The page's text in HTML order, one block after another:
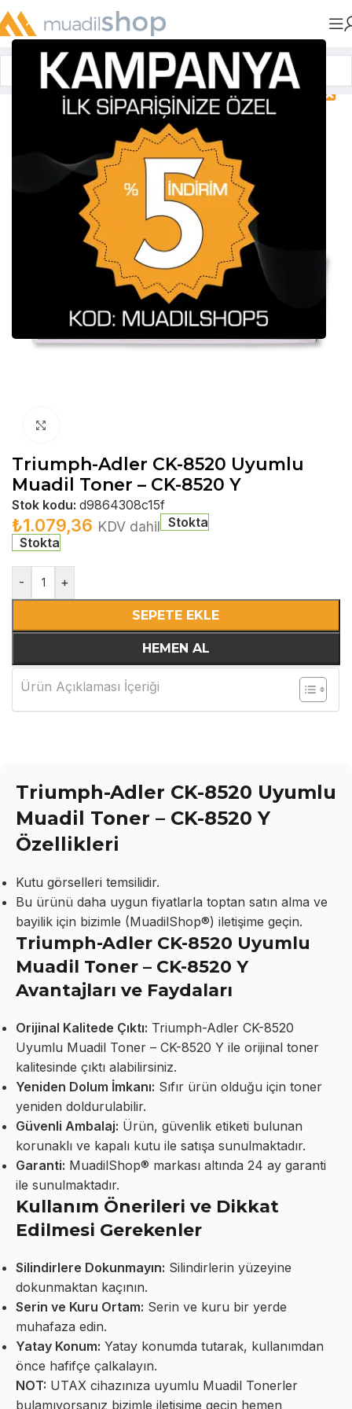
Anasayfa»Muadil Tonerler
Triumph-Adler CK-8520 Uyumlu
Muadil Toner – CK-8520 Y
Stok kodu: d9864308c15f
₺1.079,36 KDV dahil Stokta
Stokta
- +
SEPETE EKLE
HEMEN AL
Ürün Açıklaması İçeriği
Triumph-Adler CK-8520 Uyumlu
Muadil Toner – CK-8520 Y
Özellikleri
Kutu görselleri temsilidir.
Bu ürünü daha uygun fiyatlarla toptan satın alma ve
bayilik için bizimle (MuadilShop®) iletişime geçin.
Triumph-Adler CK-8520 Uyumlu
Muadil Toner – CK-8520 Y
Avantajları ve Faydaları
Orijinal Kalitede Çıktı: Triumph-Adler CK-8520
Uyumlu Muadil Toner – CK-8520 Y ile orijinal toner
kalitesinde çıktı alabilirsiniz.
Yeniden Dolum İmkanı: Sıfır ürün olduğu için toner
yeniden doldurulabilir.
Güvenli Ambalaj: Ürün, güvenlik etiketi bulunan
korunaklı ve kapalı kutu ile satışa sunulmaktadır.
Garanti: MuadilShop® markası altında 24 ay garanti
ile sunulmaktadır.
Kullanım Önerileri ve Dikkat
Edilmesi Gerekenler
Silindirlere Dokunmayın: Silindirlerin yüzeyine
dokunmaktan kaçının.
Serin ve Kuru Ortam: Serin ve kuru bir yerde
muhafaza edin.
Yatay Konum: Yatay konumda tutarak, kullanımdan
önce hafifçe çalkalayın.
NOT: UTAX cihazınıza uyumlu Muadil Tonerler
bulamıyorsanız bizimle iletişime geçin hemen